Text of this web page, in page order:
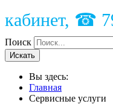
кабинет, ☎
Поиск
Искать
Вы здесь:
Главная
Сервисные услуги